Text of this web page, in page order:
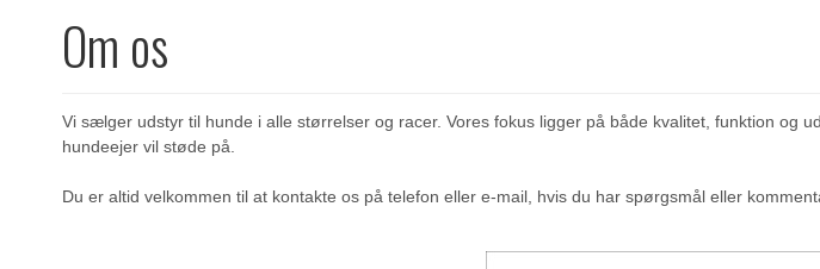
Om os
Vi sælger udstyr til hunde i alle størrelser og racer. Vores fokus ligger på både kvalitet, funktion
hundeejer vil støde på.
Du er altid velkommen til at kontakte os på telefon eller e-mail, hvis du har spørgsmål eller